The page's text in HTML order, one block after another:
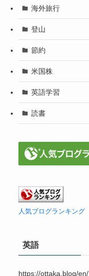
海外旅行
登山
節約
米国株
英語学習
読書
人気ブログランキング
英語
https://ottaka.blog/en/